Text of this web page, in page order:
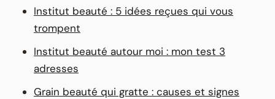
Institut beauté : 5 idées reçues qui vous
trompent
Institut beauté autour moi : mon test 3
adresses
Grain beauté qui gratte : causes et signes